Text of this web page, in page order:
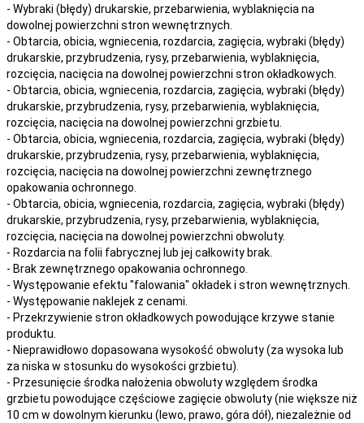
- Wybraki (błędy) drukarskie, przebarwienia, wyblaknięcia na
dowolnej powierzchni stron wewnętrznych.
- Obtarcia, obicia, wgniecenia, rozdarcia, zagięcia, wybraki (błędy)
drukarskie, przybrudzenia, rysy, przebarwienia, wyblaknięcia,
rozcięcia, nacięcia na dowolnej powierzchni stron okładkowych.
- Obtarcia, obicia, wgniecenia, rozdarcia, zagięcia, wybraki (błędy)
drukarskie, przybrudzenia, rysy, przebarwienia, wyblaknięcia,
rozcięcia, nacięcia na dowolnej powierzchni grzbietu.
- Obtarcia, obicia, wgniecenia, rozdarcia, zagięcia, wybraki (błędy)
drukarskie, przybrudzenia, rysy, przebarwienia, wyblaknięcia,
rozcięcia, nacięcia na dowolnej powierzchni zewnętrznego
opakowania ochronnego.
- Obtarcia, obicia, wgniecenia, rozdarcia, zagięcia, wybraki (błędy)
drukarskie, przybrudzenia, rysy, przebarwienia, wyblaknięcia,
rozcięcia, nacięcia na dowolnej powierzchni obwoluty.
- Rozdarcia na folii fabrycznej lub jej całkowity brak.
- Brak zewnętrznego opakowania ochronnego.
- Występowanie efektu "falowania" okładek i stron wewnętrznych.
- Występowanie naklejek z cenami.
- Przekrzywienie stron okładkowych powodujące krzywe stanie
produktu.
- Nieprawidłowo dopasowana wysokość obwoluty (za wysoka lub
za niska w stosunku do wysokości grzbietu).
- Przesunięcie środka nałożenia obwoluty względem środka
grzbietu powodujące częściowe zagięcie obwoluty (nie większe niż
10 cm w dowolnym kierunku (lewo, prawo, góra dół), niezależnie od